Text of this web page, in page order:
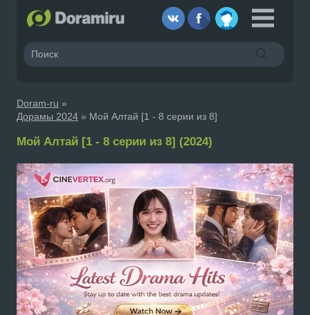
Doram-ru »
Дорамы 2024 » Мой Алтай [1 - 8 серии из 8]
Мой Алтай [1 - 8 серии из 8] (2024)